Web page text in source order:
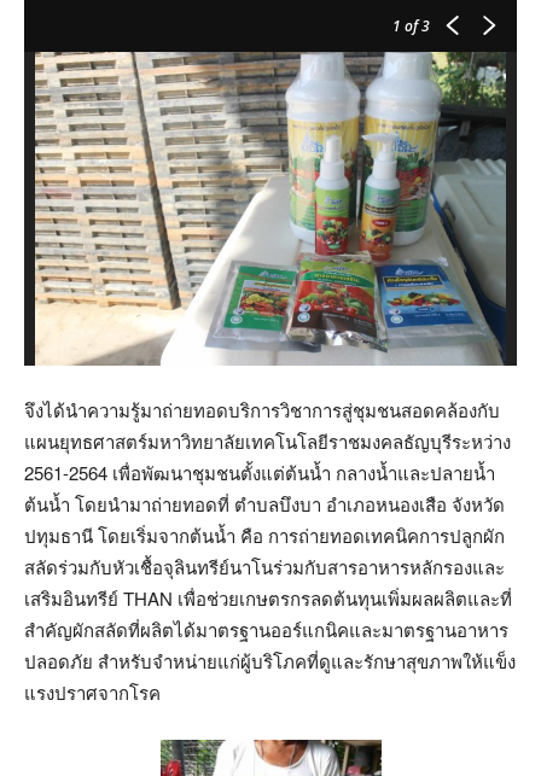
1 of 3
จึงได้นำความรู้มาถ่ายทอดบริการวิชาการสู่ชุมชนสอดคล้องกับ
แผนยุทธศาสตร์มหาวิทยาลัยเทคโนโลยีราชมงคลธัญบุรีระหว่าง
2561-2564 เพื่อพัฒนาชุมชนตั้งแต่ต้นน้ำ กลางน้ำและปลายน้ำ
ต้นน้ำ โดยนำมาถ่ายทอดที่ ตำบลบึงบา อำเภอหนองเสือ จังหวัด
ปทุมธานี โดยเริ่มจากต้นน้ำ คือ การถ่ายทอดเทคนิคการปลูกผัก
สลัดร่วมกับหัวเชื้อจุลินทรีย์นาโนร่วมกับสารอาหารหลักรองและ
เสริมอินทรีย์ THAN เพื่อช่วยเกษตรกรลดต้นทุนเพิ่มผลผลิตและที่
สำคัญผักสลัดที่ผลิตได้มาตรฐานออร์แกนิคและมาตรฐานอาหาร
ปลอดภัย สำหรับจำหน่ายแก่ผู้บริโภคที่ดูและรักษาสุขภาพให้แข็ง
แรงปราศจากโรค